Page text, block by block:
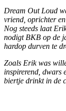
Dream Out Loud
vriend, oprichter
Nog steeds laat
nodigt BKB op de
hardop durven te
Zoals Erik was
inspirerend, dwars
biertje drinkt in de